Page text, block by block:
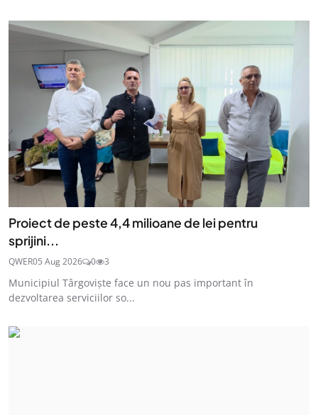
Proiect de peste 4,4 milioane de lei pentru
sprijini...
QWER05 Aug 2026 0 3
Municipiul Târgoviște face un nou pas important în
dezvoltarea serviciilor so...